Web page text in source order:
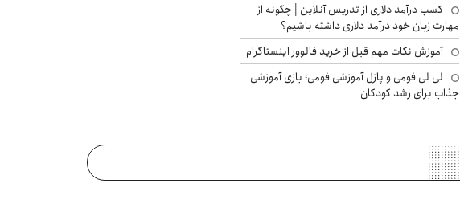
کسب درآمد دلاری از تدریس آنلاین | چگونه از
مهارت زبان خود درآمد دلاری داشته باشیم؟
آموزش نکات مهم قبل از خرید فالوور اینستاگرام
لی لی فومی و پازل آموزشی فومی؛ بازی آموزشی
جذاب برای رشد کودکان